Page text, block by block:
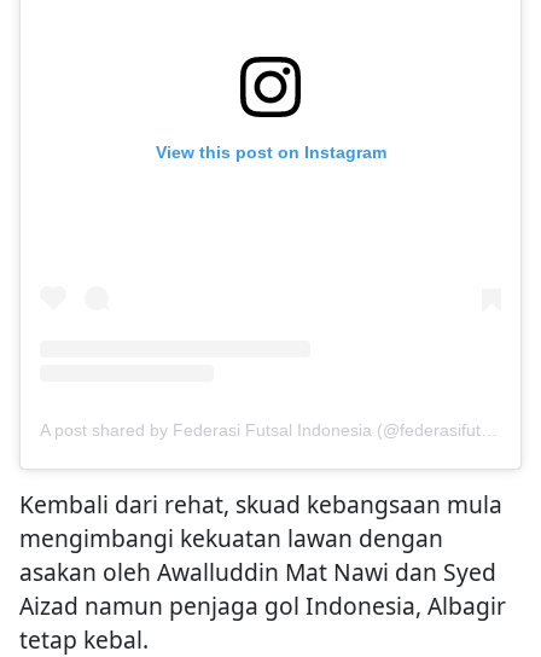
View this post on Instagram
Kembali dari rehat, skuad kebangsaan mula
mengimbangi kekuatan lawan dengan
asakan oleh Awalluddin Mat Nawi dan Syed
Aizad namun penjaga gol Indonesia, Albagir
tetap kebal.